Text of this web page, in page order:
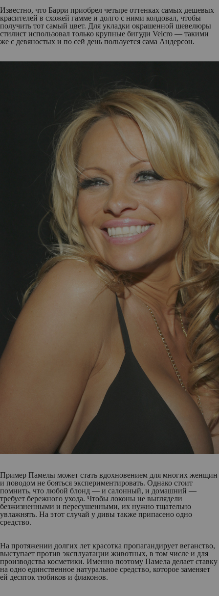
Известно, что Барри приобрел четыре оттенках самых дешевых
красителей в схожей гамме и долго с ними колдовал, чтобы
получить тот самый цвет. Для укладки окрашенной шевелюры
стилист использовал только крупные бигуди Velcro — такими
же с девяностых и по сей день пользуется сама Андерсон.
Пример Памелы может стать вдохновением для многих женщин
и поводом не бояться экспериментировать. Однако стоит
помнить, что любой блонд — и салонный, и домашний —
требует бережного ухода. Чтобы локоны не выглядели
безжизненными и пересушенными, их нужно тщательно
увлажнять. На этот случай у дивы также припасено одно
средство.
На протяжении долгих лет красотка пропагандирует веганство,
выступает против эксплуатации животных, в том числе и для
производства косметики. Именно поэтому Памела делает ставку
на одно единственное натуральное средство, которое заменяет
ей десяток тюбиков и флаконов.